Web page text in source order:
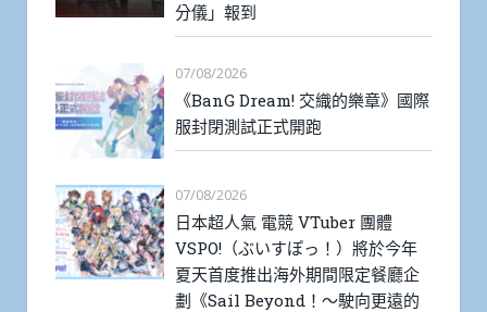
分儀」報到
07/08/2026
《BanG Dream! 交織的樂章》國際
服封閉測試正式開跑
07/08/2026
日本超人氣 電競 VTuber 團體
VSPO!（ぶいすぽっ！）將於今年
夏天首度推出海外期間限定餐廳企
劃《Sail Beyond！～駛向更遠的